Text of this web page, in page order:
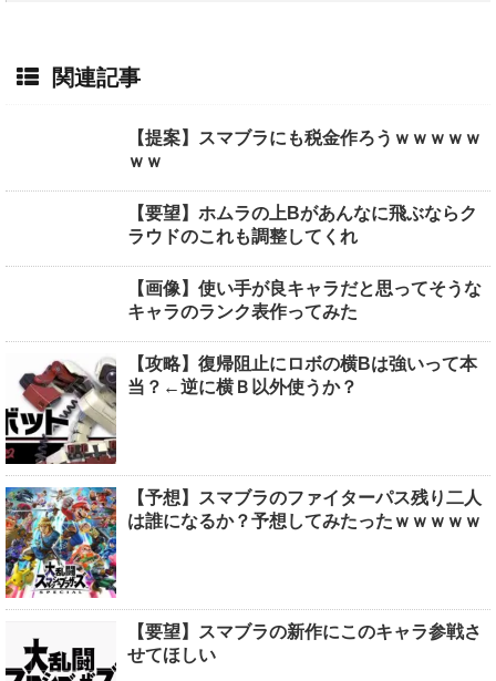
関連記事
【提案】スマブラにも税金作ろうｗｗｗｗｗ
ｗｗ
【要望】ホムラの上Bがあんなに飛ぶならク
ラウドのこれも調整してくれ
【画像】使い手が良キャラだと思ってそうな
キャラのランク表作ってみた
【攻略】復帰阻止にロボの横Bは強いって本
当？←逆に横Ｂ以外使うか？
【予想】スマブラのファイターパス残り二人
は誰になるか？予想してみたったｗｗｗｗｗ
【要望】スマブラの新作にこのキャラ参戦さ
せてほしい